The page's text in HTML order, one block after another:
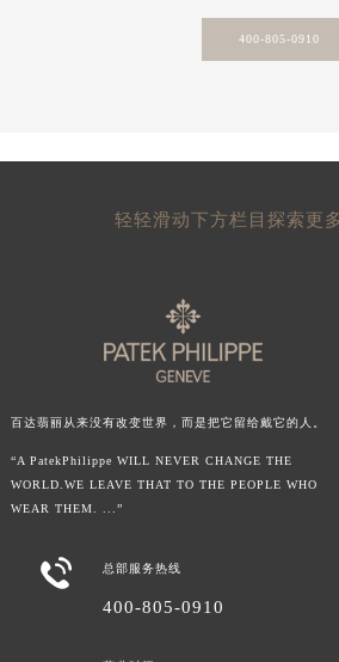
400-805-0910
轻轻滑动下方栏目探索更
百达翡丽从来没有改变世界，而是把它留给戴它的人。
“A PatekPhilippe WILL NEVER CHANGE THE
WORLD.WE LEAVE THAT TO THE PEOPLE WHO
WEAR THEM. ...”
 总部服务热线
400-805-0910